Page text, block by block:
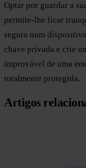
Optar por guardar a
permite-lhe ficar
segura num
chave privada e crie
improvável de uma
totalmente protegida.
Artigos